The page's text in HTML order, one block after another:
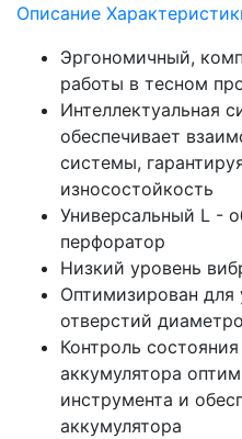
Описание
Эргономичный,
работы в тесном
Интеллектуальная
обеспечивает
системы,
износостойкость
Универсальный L -
перфоратор
Низкий уровень
Оптимизирован для
отверстий
Контроль
аккумулятора
инструмента и
аккумулятора